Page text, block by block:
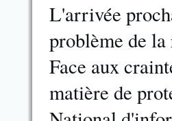
L'arrivée
problème de la
Face aux
matière de